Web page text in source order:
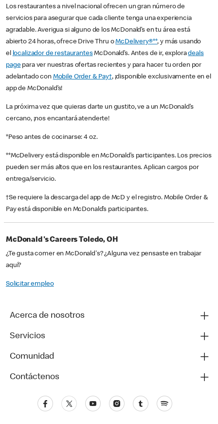
Los restaurantes a nivel nacional ofrecen un gran número de
servicios para asegurar que cada cliente tenga una experiencia
agradable. Averigua si alguno de los McDonald’s en tu área está
abierto 24 horas, ofrece Drive Thru oMcDelivery®**, y más usando
el localizador de restaurantesMcDonald’s. Antes de ir, exploradeals
pagepara ver nuestras ofertas recientes y para hacer tu orden por
adelantado con Mobile Order & Pay†, ¡disponible exclusivamente en el
app de McDonald’s!
La próxima vez que quieras darte un gustito, ve a un McDonald’s
cercano, ¡nos encantará atenderte!
*Peso antes de cocinarse: 4 oz.
**McDelivery está disponible en McDonald’s participantes. Los precios
pueden ser más altos que en los restaurantes. Aplican cargos por
entrega/servicio.
†Se requiere la descarga del app de McD y el registro. Mobile Order &
Pay está disponible en McDonald’s participantes.
McDonald's Careers Toledo, OH
¿Te gusta comer en McDonald's? ¿Alguna vez pensaste en trabajar
aquí?
Solicitar empleo
Acerca de nosotros
Servicios
Comunidad
Contáctenos